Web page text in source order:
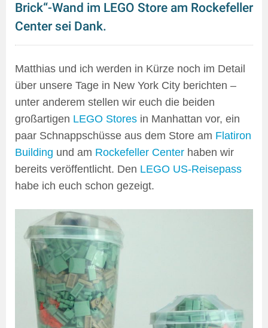
Brick“-Wand im LEGO Store am Rockefeller
Center sei Dank.
Matthias und ich werden in Kürze noch im Detail
über unsere Tage in New York City berichten –
unter anderem stellen wir euch die beiden
großartigen LEGO Stores in Manhattan vor, ein
paar Schnappschüsse aus dem Store am Flatiron
Building und am Rockefeller Center haben wir
bereits veröffentlicht. Den LEGO US-Reisepass
habe ich euch schon gezeigt.